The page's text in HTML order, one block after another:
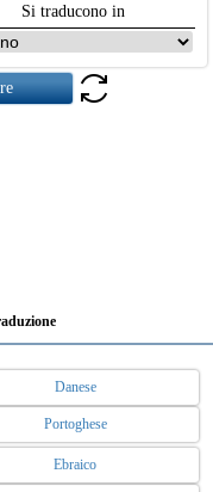
Si traducono in
Danese
Portoghese
Ebraico